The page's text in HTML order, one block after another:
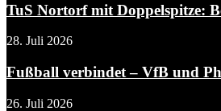
TuS Nortorf mit Doppelspitze:
28. Juli 2026
Fußball verbindet – VfB und
26. Juli 2026